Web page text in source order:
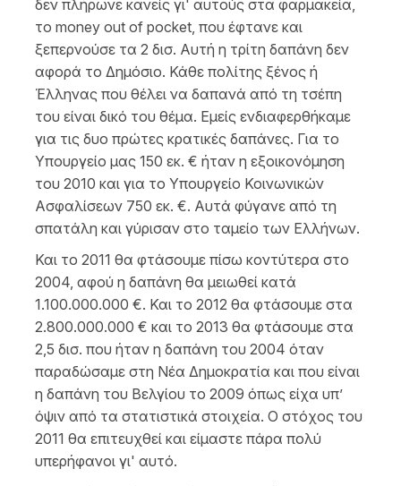
δεν πλήρωνε κανείς γι' αυτούς στα φαρμακεία,
το money out of pocket, που έφτανε και
ξεπερνούσε τα 2 δισ. Αυτή η τρίτη δαπάνη δεν
αφορά το Δημόσιο. Κάθε πολίτης ξένος ή
Έλληνας που θέλει να δαπανά από τη τσέπη
του είναι δικό του θέμα. Εμείς ενδιαφερθήκαμε
για τις δυο πρώτες κρατικές δαπάνες. Για το
Υπουργείο μας 150 εκ. € ήταν η εξοικονόμηση
του 2010 και για το Υπουργείο Κοινωνικών
Ασφαλίσεων 750 εκ. €. Αυτά φύγανε από τη
σπατάλη και γύρισαν στο ταμείο των Ελλήνων.
Και το 2011 θα φτάσουμε πίσω κοντύτερα στο
2004, αφού η δαπάνη θα μειωθεί κατά
1.100.000.000 €. Και το 2012 θα φτάσουμε στα
2.800.000.000 € και το 2013 θα φτάσουμε στα
2,5 δισ. που ήταν η δαπάνη του 2004 όταν
παραδώσαμε στη Νέα Δημοκρατία και που είναι
η δαπάνη του Βελγίου το 2009 όπως είχα υπ’
όψιν από τα στατιστικά στοιχεία. Ο στόχος του
2011 θα επιτευχθεί και είμαστε πάρα πολύ
υπερήφανοι γι' αυτό.